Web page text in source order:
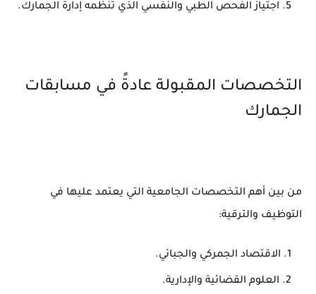
اجتياز الفحص الطبي والنفسي الذي تنظمه إدارة الجمارك.
التخصصات المقبولة عادةً في مسابقات
الجمارك
من بين أهم التخصصات الجامعية التي يعتمد عليها في
التوظيف والترقية:
الاقتصاد الجمركي والجبائي.
العلوم القضائية والإدارية.